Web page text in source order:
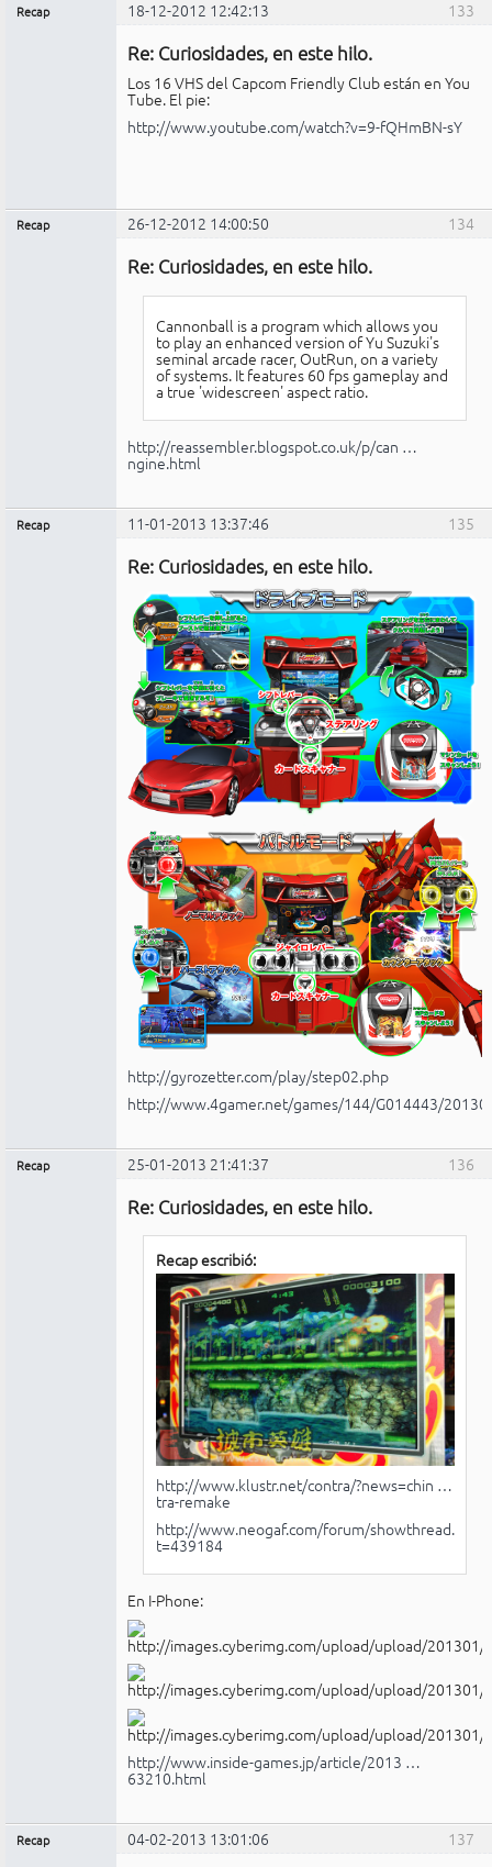
133
Recap 18-12-2012 12:42:13
Re: Curiosidades, en este hilo.
Los 16 VHS del Capcom Friendly Club están en You
Tube. El pie:
http://www.youtube.com/watch?v=9-fQHmBN-sY
134
Recap 26-12-2012 14:00:50
Re: Curiosidades, en este hilo.
Cannonball is a program which allows you
to play an enhanced version of Yu Suzuki's
seminal arcade racer, OutRun, on a variety
of systems. It features 60 fps gameplay and
a true 'widescreen' aspect ratio.
http://reassembler.blogspot.co.uk/p/can …
ngine.html
135
Recap 11-01-2013 13:37:46
Re: Curiosidades, en este hilo.
http://gyrozetter.com/play/step02.php
http://www.4gamer.net/games/144/G014443/
136
Recap 25-01-2013 21:41:37
Re: Curiosidades, en este hilo.
Recap escribió:
http://www.klustr.net/contra/?news=chin …
tra-remake
http://www.neogaf.com/forum/showthread.php?
t=439184
En I-Phone:
http://www.inside-games.jp/article/2013 …
63210.html
137
Recap 04-02-2013 13:01:06